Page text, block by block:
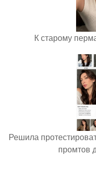
К старому
Решила
промтов